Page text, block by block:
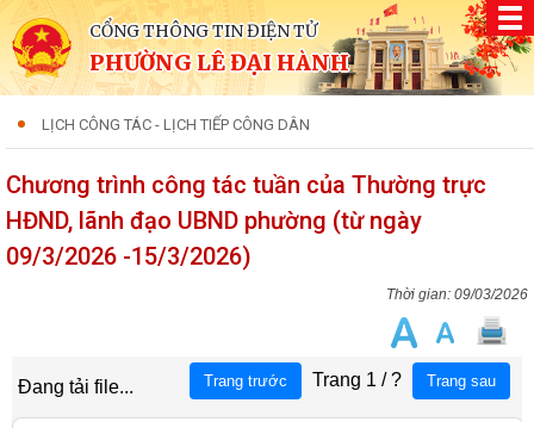
CỔNG THÔNG TIN ĐIỆN TỬ
PHƯỜNG LÊ ĐẠI HÀNH
LỊCH CÔNG TÁC - LỊCH TIẾP CÔNG DÂN
Chương trình công tác tuần của Thường trực
HĐND, lãnh đạo UBND phường (từ ngày
09/3/2026 -15/3/2026)
09/03/2026